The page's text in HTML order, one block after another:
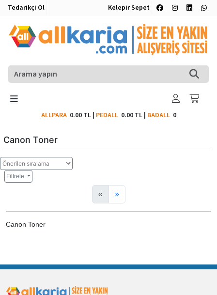
Tedarikçi Ol Kelepir Sepet
ALLPARA 0.00 TL| PEDALL 0.00 TL| BADALL0
Canon Toner
Filtrele
« »
Canon Toner